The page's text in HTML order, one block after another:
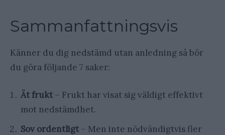
Sammanfattningsvis
Känner du dig nedstämd utan anledning så bör
du göra följande 7 saker:
Ät frukt– Frukt har visat sig väldigt effektivt
mot nedstämdhet.
Sov ordentligt– Men inte nödvändigtvis fler